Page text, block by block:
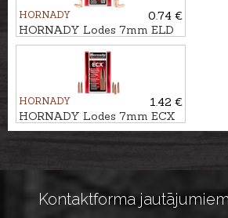
HORNADY
0.74 €
HORNADY Lodes 7mm ELD
MATCH 11,7g/180gr
HORNADY
1.42 €
HORNADY Lodes 7mm ECX
9,7g/150gr - bezsvina
Kontaktforma